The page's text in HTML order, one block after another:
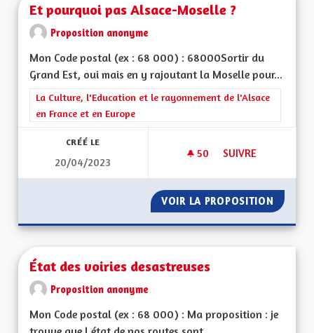
Et pourquoi pas Alsace-Moselle ?
Proposition anonyme
Mon Code postal (ex : 68 000) : 68000Sortir du
Grand Est, oui mais en y rajoutant la Moselle pour...
Filtrer les résultats de la catégorie : La Culture, l'Education et
La Culture, l'Education et le rayonnement de l'Alsace
en France et en Europe
CRÉÉ LE
20/04/2023
50 50 ABONNÉS
SUIVRE
VOIR LA PROPOSITION ET
État des voiries desastreuses
Proposition anonyme
Mon Code postal (ex : 68 000) : Ma proposition : je